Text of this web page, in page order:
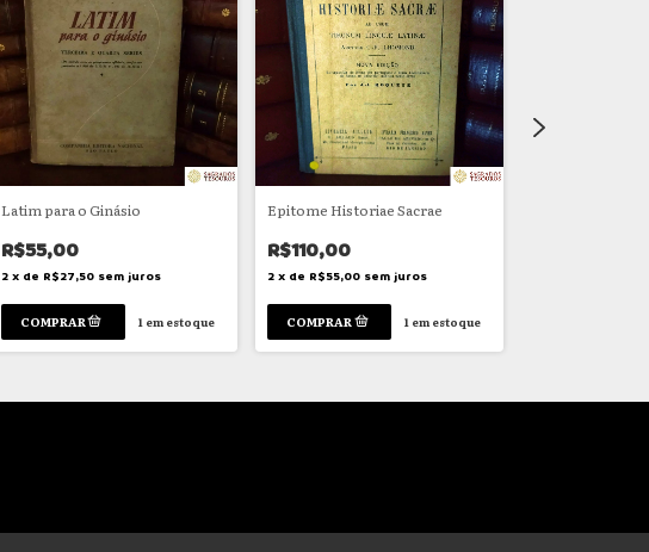
Latim para o Ginásio
R$55,00
2 x de R$27,50 sem juros
1 em estoque
Epitome Historiae Sacrae
R$110,00
2 x de R$55,00 sem juros
1 em estoque